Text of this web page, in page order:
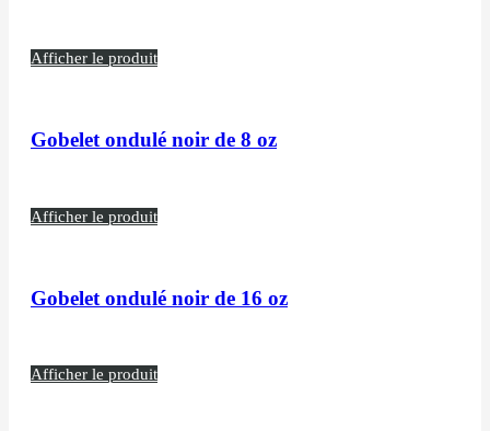
Afficher le produit
Gobelet ondulé noir de 8 oz
Afficher le produit
Gobelet ondulé noir de 16 oz
Afficher le produit